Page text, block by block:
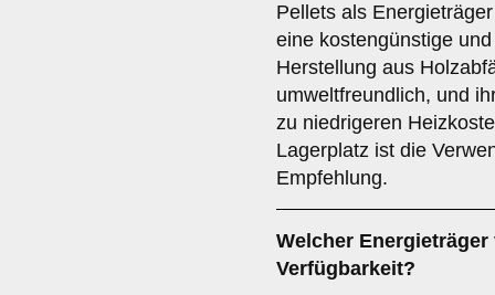
Pellets als
eine kostengünstige
Herstellung aus
umweltfreundlich, und
zu niedrigeren
Lagerplatz ist die
Empfehlung.
Welcher Energieträger
Verfügbarkeit?